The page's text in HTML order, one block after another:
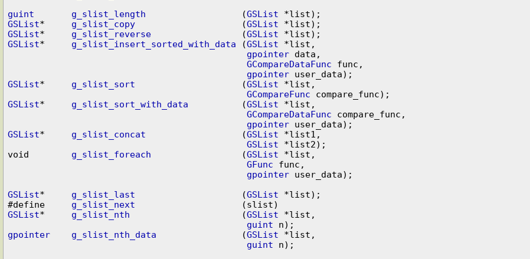
guint
g_slist_length
                  (
GSList
GSList* g_slist_copy
                    (
GSList
GSList* g_slist_reverse
                 (
GSList
GSList* g_slist_insert_sorted_with_data (GSList *list,
gpointer data,
GCompareDataFunc func,
gpointer
GSList* g_slist_sort
                    (
GSList *list,
GCompareFunc
GSList* g_slist_sort_with_data
          (
GSList *list,
GCompareDataFunc compare_func,
gpointer
GSList* g_slist_concat
                  (
GSList *list1,
GSList *list2);
void g_slist_foreach
                 (
GSList *list,
GFunc func,
gpointer user_data);
GSList* g_slist_last
                    (
GSList *list);
#define g_slist_next
GSList* g_slist_nth
                     (
GSList *list,
guint
gpointer
g_slist_nth_data
                (
GSList *list,
guint n);